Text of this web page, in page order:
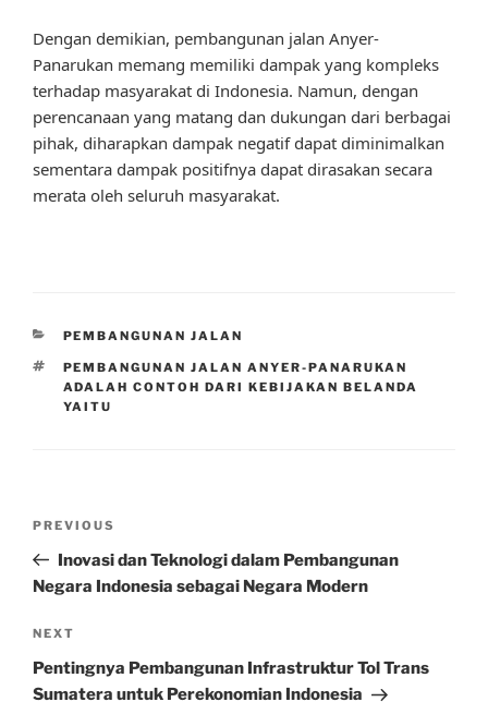
Dengan demikian, pembangunan jalan Anyer-
Panarukan memang memiliki dampak yang kompleks
terhadap masyarakat di Indonesia. Namun, dengan
perencanaan yang matang dan dukungan dari berbagai
pihak, diharapkan dampak negatif dapat diminimalkan
sementara dampak positifnya dapat dirasakan secara
merata oleh seluruh masyarakat.
CATEGORIES
PEMBANGUNAN JALAN
TAGS
PEMBANGUNAN JALAN ANYER-PANARUKAN
ADALAH CONTOH DARI KEBIJAKAN BELANDA
YAITU
Previous
Post
PREVIOUS
Inovasi dan Teknologi dalam Pembangunan
Negara Indonesia sebagai Negara Modern
Next
Post
NEXT
Pentingnya Pembangunan Infrastruktur Tol Trans
Sumatera untuk Perekonomian Indonesia